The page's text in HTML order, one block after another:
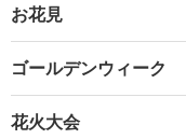
お花見
ゴールデンウィーク
花火大会